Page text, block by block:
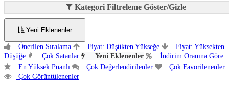
Kategori Filtreleme Göster/Gizle
Yeni Eklenenler
Önerilen Sıralama Fiyat: Düşükten Yükseğe
Fiyat: Yüksekten
Düşüğe
Çok Satanlar Yeni Eklenenler
İndirim Oranına Göre
En Yüksek Puanlı
Çok Değerlendirilenler
Çok Favorilenenler
Çok Görüntülenenler